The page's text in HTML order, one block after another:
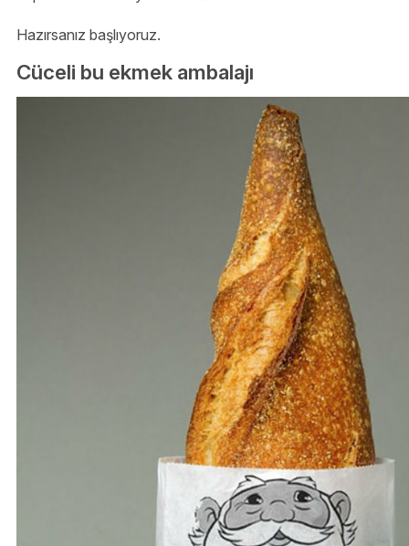
Hazırsanız başlıyoruz.
Cüceli bu ekmek ambalajı